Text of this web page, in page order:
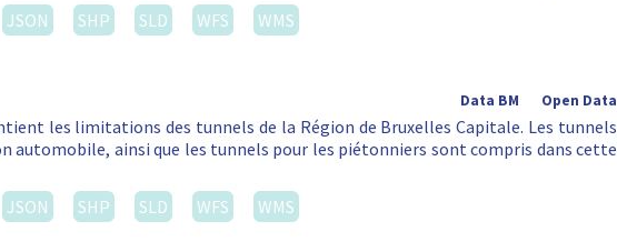
JSON SHP SLD WFS WMS
Open Data
Data BM
les limitations des tunnels de la Région de Bruxelles Capitale. Les tunnels
automobile, ainsi que les tunnels pour les piétonniers sont compris dans cette
JSON SHP SLD WFS WMS